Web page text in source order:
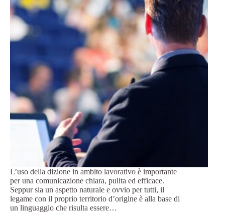
L’uso della dizione in ambito lavorativo è importante
per una comunicazione chiara, pulita ed efficace.
Seppur sia un aspetto naturale e ovvio per tutti, il
legame con il proprio territorio d’origine è alla base di
un linguaggio che risulta essere…